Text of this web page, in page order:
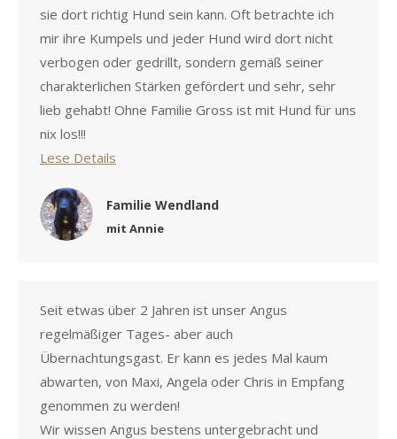
sie dort richtig Hund sein kann. Oft betrachte ich
mir ihre Kumpels und jeder Hund wird dort nicht
verbogen oder gedrillt, sondern gemäß seiner
charakterlichen Stärken gefördert und sehr, sehr
lieb gehabt! Ohne Familie Gross ist mit Hund für uns
nix los!!!
Lese Details
Familie Wendland
mit Annie
Seit etwas über 2 Jahren ist unser Angus
regelmäßiger Tages- aber auch
Übernachtungsgast. Er kann es jedes Mal kaum
abwarten, von Maxi, Angela oder Chris in Empfang
genommen zu werden!
Wir wissen Angus bestens untergebracht und